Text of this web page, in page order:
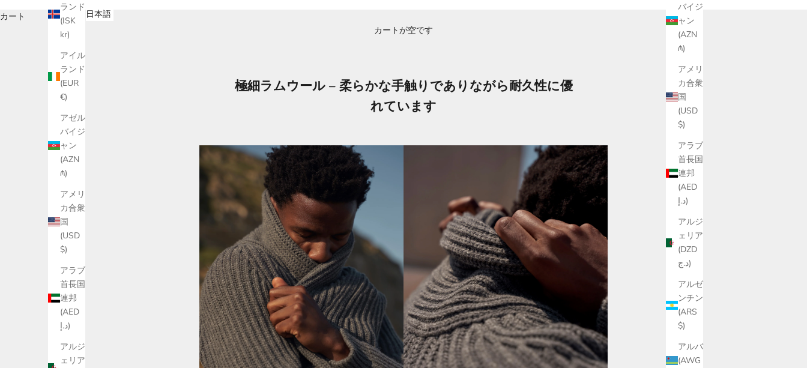
バイジ
ャン
(AZN
₼)
アメリ
カ合衆
国
(USD
$)
アラブ
首長国
連邦
(AED
د.إ)
アルジ
ェリア
(DZD
د.ج)
アルゼ
ンチン
(ARS
$)
アルバ
(AWG
ランド
(ISK
kr)
アイル
ランド
(EUR
€)
アゼル
バイジ
ャン
(AZN
₼)
アメリ
カ合衆
国
(USD
$)
アラブ
首長国
連邦
(AED
د.إ)
アルジ
ェリア
日本語
カート
カートが空です
極細ラムウール – 柔らかな手触りでありながら耐久性に優
れています